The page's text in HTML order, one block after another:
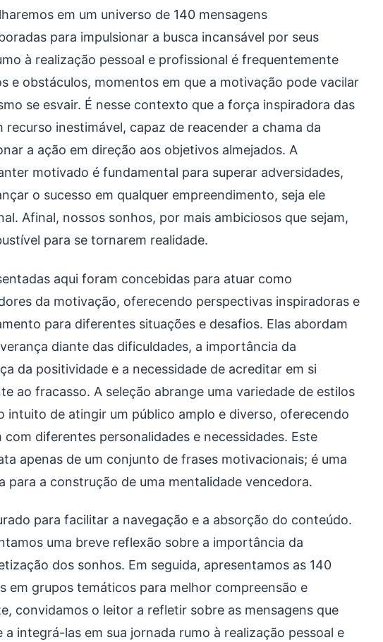
em um universo de 140 mensagens
para impulsionar a busca incansável por seus
à realização pessoal e profissional é frequentemente
e obstáculos, momentos em que a motivação pode vacilar
se esvair. É nesse contexto que a força inspiradora das
recurso inestimável, capaz de reacender a chama da
a ação em direção aos objetivos almejados. A
motivado é fundamental para superar adversidades,
o sucesso em qualquer empreendimento, seja ele
Afinal, nossos sonhos, por mais ambiciosos que sejam,
para se tornarem realidade.
aqui foram concebidas para atuar como
da motivação, oferecendo perspectivas inspiradoras e
para diferentes situações e desafios. Elas abordam
diante das dificuldades, a importância da
da positividade e a necessidade de acreditar em si
ao fracasso. A seleção abrange uma variedade de estilos
intuito de atingir um público amplo e diverso, oferecendo
com diferentes personalidades e necessidades. Este
apenas de um conjunto de frases motivacionais; é uma
para a construção de uma mentalidade vencedora.
para facilitar a navegação e a absorção do conteúdo.
uma breve reflexão sobre a importância da
dos sonhos. Em seguida, apresentamos as 140
em grupos temáticos para melhor compreensão e
convidamos o leitor a refletir sobre as mensagens que
a integrá-las em sua jornada rumo à realização pessoal e